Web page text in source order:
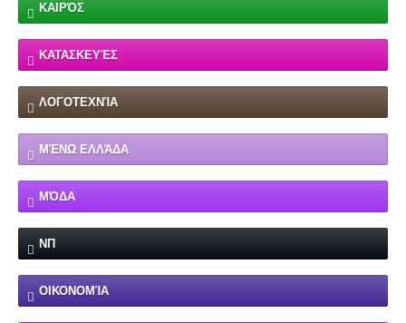
ΚΑΙΡΌΣ
ΚΑΤΑΣΚΕΥΈΣ
ΛΟΓΟΤΕΧΝΊΑ
ΜΈΝΩ ΕΛΛΆΔΑ
ΜΌΔΑ
ΝΠ
ΟΙΚΟΝΟΜΊΑ